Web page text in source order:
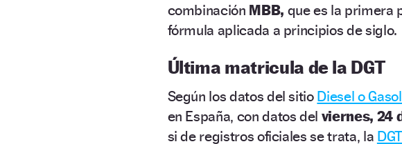
combinación MBB, que es la primera
fórmula aplicada a principios de siglo.
Última matricula de la DGT
Según los datos del sitio Diesel o
en España, con datos del viernes, 24
si de registros oficiales se trata, la DGT